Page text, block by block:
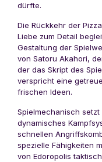
dürfte.
Die Rückkehr der
Liebe zum Detail
Gestaltung der
von Satoru Akahori,
der das Skript des
verspricht eine
frischen Ideen.
Spielmechanisch
dynamisches
schnellen
spezielle Fähigkeiten
von Edoropolis